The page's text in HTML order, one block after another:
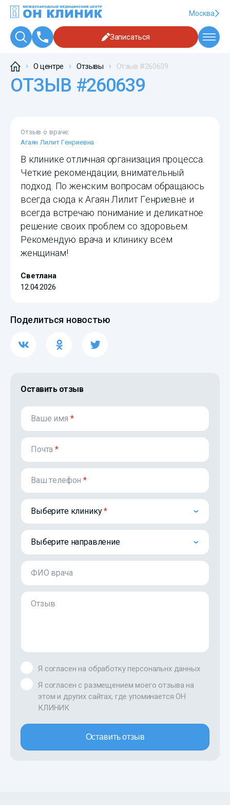
Москва
Записаться
О центре Отзывы Отзыв #260639
ОТЗЫВ #260639
Отзыв о враче:
Агаян Лилит Генриевна
В клинике отличная организация процесса.
Четкие рекомендации, внимательный
подход. По женским вопросам обращаюсь
всегда сюда к Агаян Лилит Генриевне и
всегда встречаю понимание и деликатное
решение своих проблем со здоровьем.
Рекомендую врача и клинику всем
женщинам!
Светлана
12.04.2026
Поделиться новостью
Оставить отзыв
Ваше имя *
Почта*
Ваш телефон*
Выберите клинику
Выберите направление
ФИО врача
Отзыв
Я согласен на обработку персональнх данных
Я согласен с размещением моего отзыва на
этом и других сайтах, где упоминается ОН
КЛИНИК
Оставить отзыв